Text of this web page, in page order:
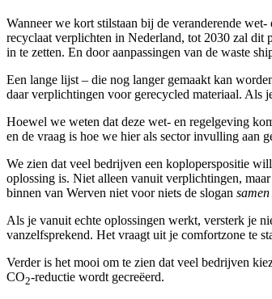
Wanneer we kort stilstaan bij de veranderende
recyclaat verplichten in Nederland, tot 2030 zal dit
in te zetten. En door aanpassingen van de waste
Een lange lijst – die nog langer gemaakt kan
daar verplichtingen voor gerecycled materiaal. Als
Hoewel we weten dat deze wet- en regelgeving
en de vraag is hoe we hier als sector invulling aan
We zien dat veel bedrijven een koploperspositie
oplossing is. Niet alleen vanuit verplichtingen,
binnen van Werven niet voor niets de slogan samen
Als je vanuit echte oplossingen werkt, versterk je
vanzelfsprekend. Het vraagt uit je comfortzone te
Verder is het mooi om te zien dat veel bedrijven
CO2-reductie wordt gecreëerd.